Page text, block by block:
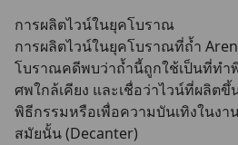
การผลิตไวน์ในยุคโบราณ
การผลิตไวน์ในยุคโบราณที่ถ้ำ
โบราณคดีพบว่าถ้ำนี้ถูกใช้เป็นที่ทำ
ศพใกล้เคียง และเชื่อว่าไวน์ที่ผลิต
พิธีกรรมหรือเพื่อความบันเทิงในงา
สมัยนั้น (Decanter)